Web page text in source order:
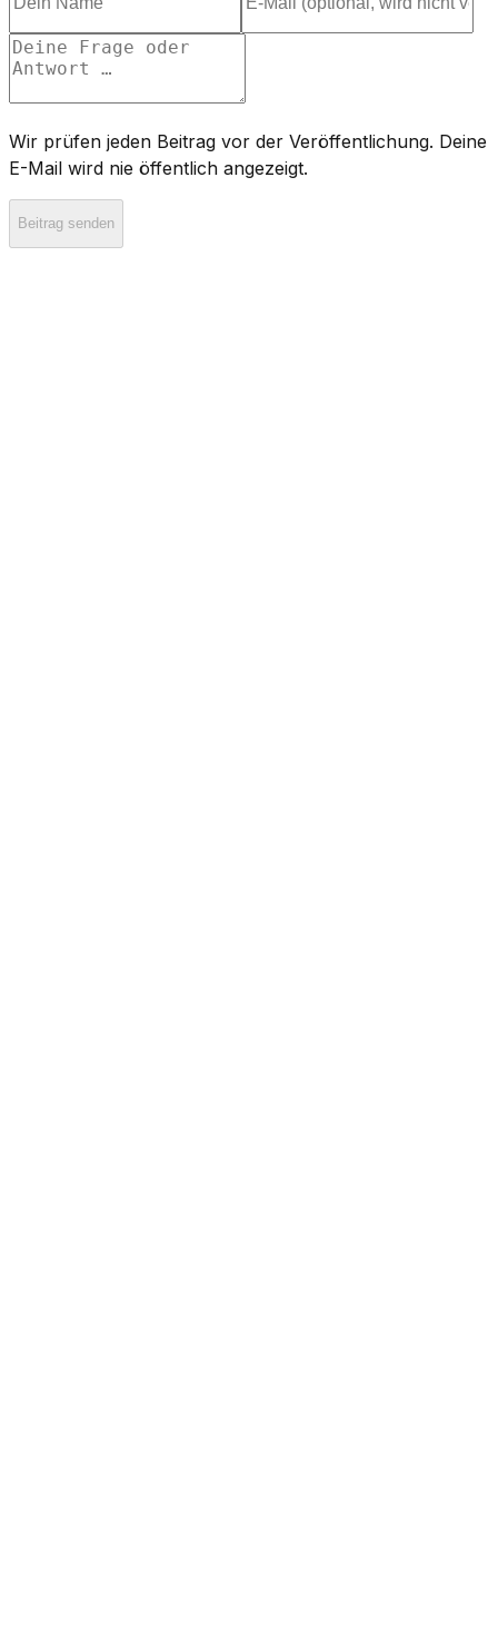
Wir prüfen jeden Beitrag vor der Veröffentlichung. Deine
E-Mail wird nie öffentlich angezeigt.
Beitrag senden